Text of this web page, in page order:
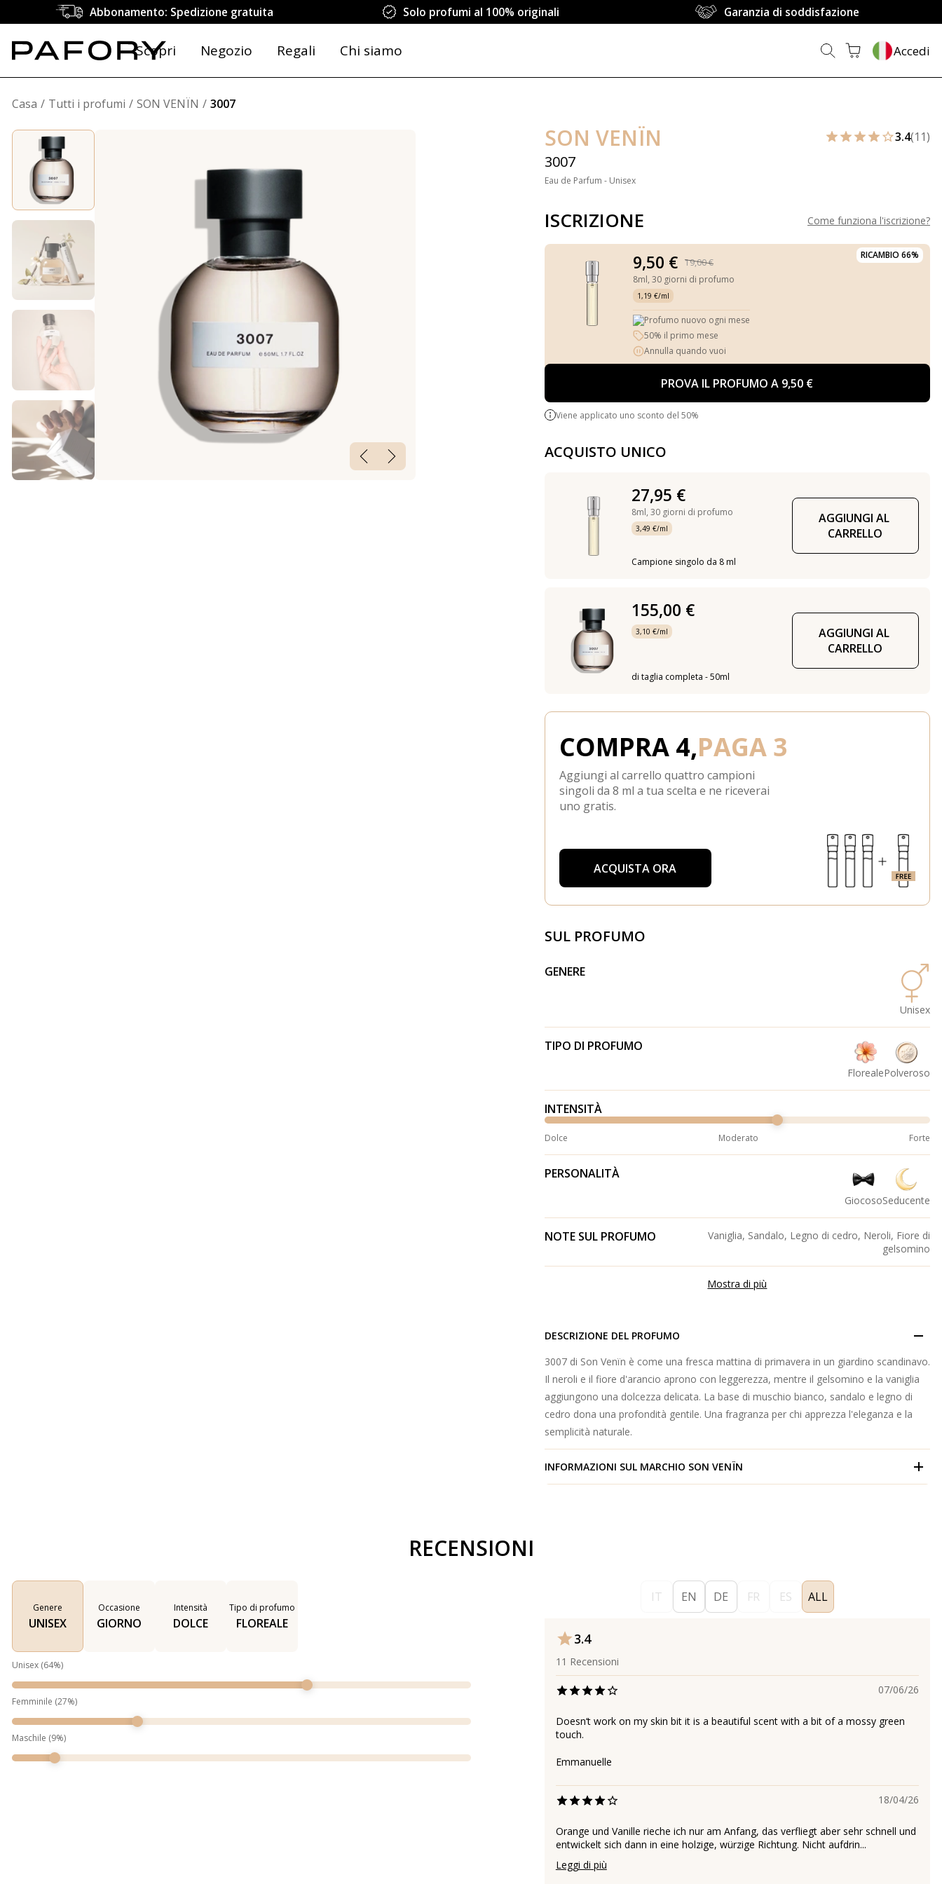
Abbonamento: Spedizione gratuita Solo profumi al 100% originali Garanzia di soddisfazione
Scopri Negozio Regali Chi siamo Accedi
Casa Tutti i profumi SON VENÏN 3007
SON VENÏN
3007
Eau de Parfum - Unisex
3.4(11)
ISCRIZIONE Come funziona l'iscrizione?
RICAMBIO 66%
9,50 €
19,00 €
8ml, 30 giorni di profumo
1,19 €/ml
Profumo nuovo ogni mese
50% il primo mese
Annulla quando vuoi
PROVA IL PROFUMO A 9,50 €
Viene applicato uno sconto del 50%
ACQUISTO UNICO
27,95 €
8ml, 30 giorni di profumo
3,49 €/ml
Campione singolo da 8 ml
AGGIUNGI AL
CARRELLO
155,00 €
3,10 €/ml
di taglia completa - 50ml
AGGIUNGI AL
CARRELLO
COMPRA 4,PAGA 3
Aggiungi al carrello quattro campioni
singoli da 8 ml a tua scelta e ne riceverai
uno gratis.
ACQUISTA ORA
SUL PROFUMO
GENERE
Unisex
TIPO DI PROFUMO
FlorealePolveroso
INTENSITÀ
Dolce Moderato Forte
PERSONALITÀ
GiocosoSeducente
NOTE SUL PROFUMO
Vaniglia, Sandalo, Legno di cedro, Neroli, Fiore di
gelsomino
Mostra di più
DESCRIZIONE DEL PROFUMO
3007 di Son Venïn è come una fresca mattina di primavera in un giardino scandinavo.
Il neroli e il fiore d'arancio aprono con leggerezza, mentre il gelsomino e la vaniglia
aggiungono una dolcezza delicata. La base di muschio bianco, sandalo e legno di
cedro dona una profondità gentile. Una fragranza per chi apprezza l'eleganza e la
semplicità naturale.
INFORMAZIONI SUL MARCHIO SON VENÏN
RECENSIONI
Genere
UNISEX
Occasione
GIORNO
Intensità
DOLCE
Tipo di profumo
FLOREALE
Unisex (64%)
Femminile (27%)
Maschile (9%)
IT EN DE FR ES ALL
3.4
11 Recensioni
07/06/26
Doesn‘t work on my skin bit it is a beautiful scent with a bit of a mossy green
touch.
Emmanuelle
18/04/26
Orange und Vanille rieche ich nur am Anfang, das verfliegt aber sehr schnell und
entwickelt sich dann in eine holzige, würzige Richtung. Nicht aufdrin...
Leggi di più